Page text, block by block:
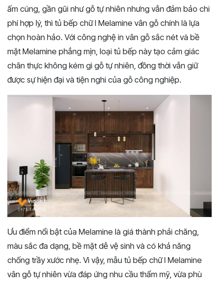
ấm cúng, gần gũi như gỗ tự nhiên nhưng vẫn đảm bảo chi
phí hợp lý, thì tủ bếp chữ I Melamine vân gỗ chính là lựa
chọn hoàn hảo. Với công nghệ in vân gỗ sắc nét và bề
mặt Melamine phẳng mịn, loại tủ bếp này tạo cảm giác
chân thực không kém gì gỗ tự nhiên, đồng thời vẫn giữ
được sự hiện đại và tiện nghi của gỗ công nghiệp.
Ưu điểm nổi bật của Melamine là giá thành phải chăng,
màu sắc đa dạng, bề mặt dễ vệ sinh và có khả năng
chống trầy xước nhẹ. Vì vậy, mẫu tủ bếp chữ I Melamine
vân gỗ tự nhiên vừa đáp ứng nhu cầu thẩm mỹ, vừa phù